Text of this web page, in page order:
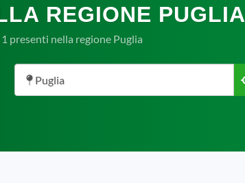
REGIONE PUGLIA
presenti nella regione Puglia
Puglia